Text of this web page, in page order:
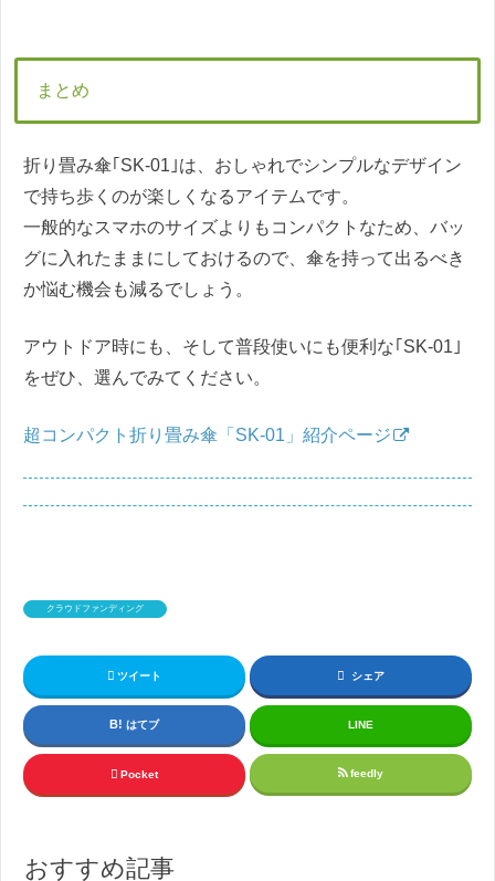
まとめ
折り畳み傘｢SK-01｣は、おしゃれでシンプルなデザイン
で持ち歩くのが楽しくなるアイテムです。
一般的なスマホのサイズよりもコンパクトなため、バッ
グに入れたままにしておけるので、傘を持って出るべき
か悩む機会も減るでしょう。
アウトドア時にも、そして普段使いにも便利な｢SK-01｣
をぜひ、選んでみてください。
超コンパクト折り畳み傘「SK-01」紹介ページ
クラウドファンディング
ツイート シェア
はてブ LINE
Pocket feedly
おすすめ記事